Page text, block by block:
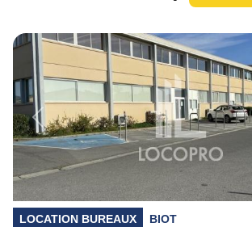
Previous
LOCATION BUREAUX
BIOT